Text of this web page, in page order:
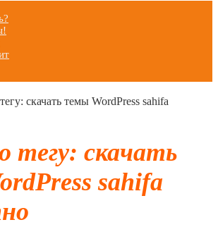
скачать темы WordPress sahifa
тегу: скачать
sahifa